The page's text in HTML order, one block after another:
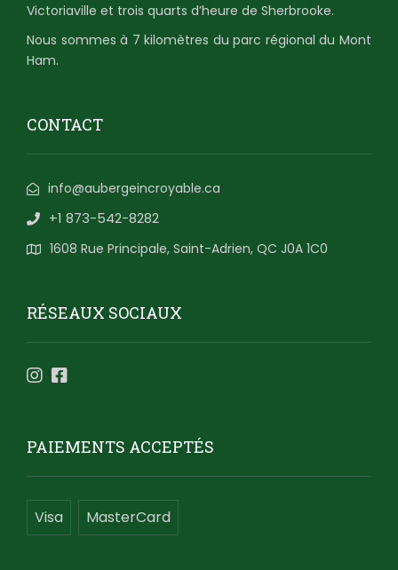
Victoriaville et trois quarts d’heure de Sherbrooke.
Nous sommes à 7 kilomètres du parc régional du Mont
Ham.
CONTACT
info@aubergeincroyable.ca
+1 873-542-8282
1608 Rue Principale, Saint-Adrien, QC J0A 1C0
RÉSEAUX SOCIAUX
PAIEMENTS ACCEPTÉS
Visa MasterCard